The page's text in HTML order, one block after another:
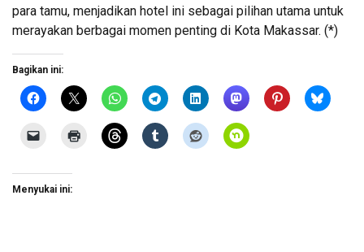
para tamu, menjadikan hotel ini sebagai pilihan utama untuk
merayakan berbagai momen penting di Kota Makassar. (*)
Bagikan ini:
Menyukai ini: